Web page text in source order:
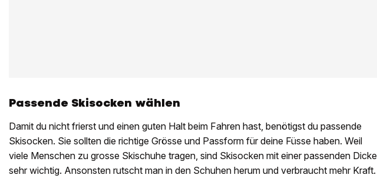
Passende Skisocken wählen
Damit du nicht frierst und einen guten Halt beim Fahren hast, benötigst du passende
Skisocken. Sie sollten die richtige Grösse und Passform für deine Füsse haben. Weil
viele Menschen zu grosse Skischuhe tragen, sind Skisocken mit einer passenden Dicke
sehr wichtig. Ansonsten rutscht man in den Schuhen herum und verbraucht mehr Kraft.